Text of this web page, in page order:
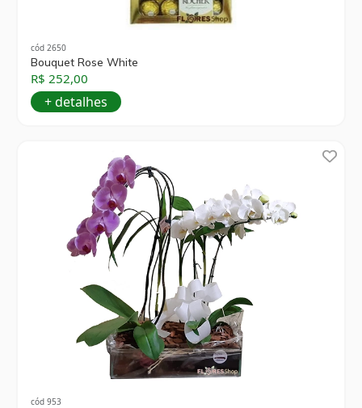
cód 2650
Bouquet Rose White
R$ 252,00
+ detalhes
cód 953